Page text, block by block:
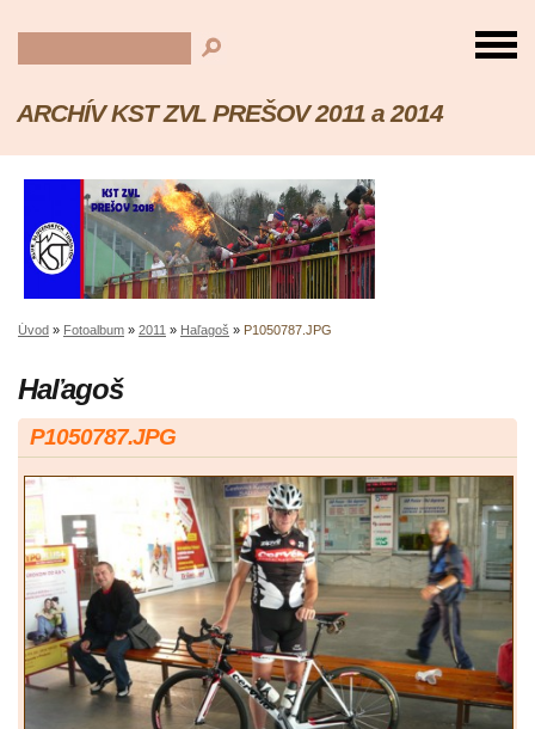
ARCHÍV KST ZVL PREŠOV 2011 a 2014
Úvod » Fotoalbum » 2011 » Haľagoš » P1050787.JPG
Haľagoš
P1050787.JPG